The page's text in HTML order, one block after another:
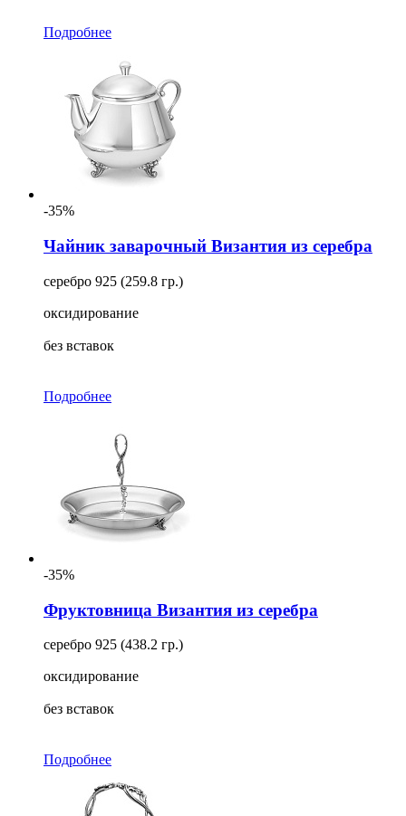
Подробнее
-35%
Чайник заварочный Византия из серебра
серебро 925 (259.8 гр.)
оксидирование
без вставок
Подробнее
-35%
Фруктовница Византия из серебра
серебро 925 (438.2 гр.)
оксидирование
без вставок
Подробнее